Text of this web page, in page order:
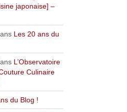
japonaise] –
Les 20 ans du
L’Observatoire
Culinaire
du Blog !